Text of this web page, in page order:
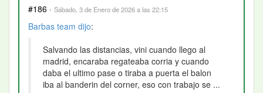
#186 · Sábado, 3 de Enero de 2026 a las 22:15
Barbas team dijo:
Salvando las distancias, vini cuando llego al
madrid, encaraba regateaba corria y cuando
daba el ultimo pase o tiraba a puerta el balon
iba al banderin del corner, eso con trabajo se ...